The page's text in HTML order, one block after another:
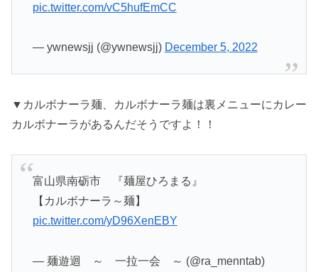
pic.twitter.com/vC5hufEmCC
— ywnewsjj (@ywnewsjj) December 5, 2022
▼カルボナーラ麺、カルボナーラ麺は裏メニューにカレー
カルボナーラがあるんだそうですよ！！
富山県南砺市 『麺屋ひろまる』
【カルボナーラ～麺】
pic.twitter.com/yD96XenEBY
— 麺遊迴 ～ 一拉一会 ～ (@ra_menntab)